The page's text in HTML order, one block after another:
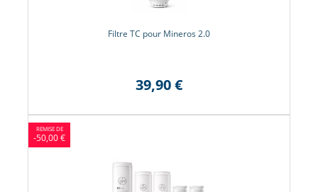
Filtre TC pour Mineros 2.0
39,90 €
-50,00 €